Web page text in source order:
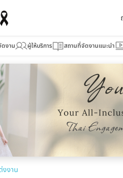
งาน ผู้ให้บริการ สถานที่จัดงานแนะนำ
งงาน